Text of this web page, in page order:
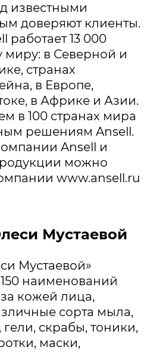
известными
доверяют клиенты.
работает 13 000
миру: в Северной и
странах
в Европе,
в Африке и Азии.
в 100 странах мира
решениям Ansell.
Ansell и
можно
www.ansell.ru
Мустаевой
Мустаевой»
наименований
за кожей лица,
сорта мыла,
скрабы, тоники,
маски,